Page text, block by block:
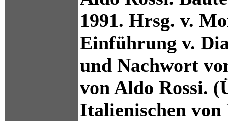
1991. Hrsg. v.
Einführung v.
und Nachwort
von Aldo Rossi.
Italienischen